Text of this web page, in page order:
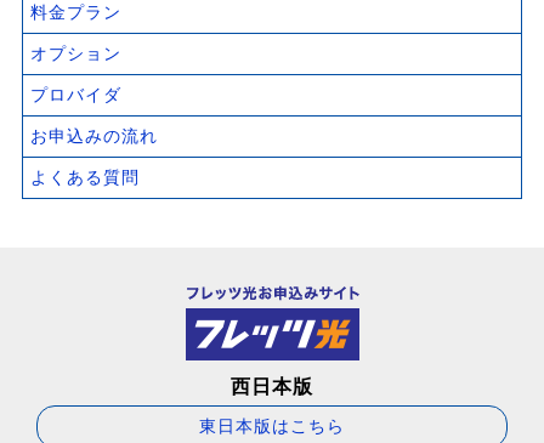
料金プラン
オプション
プロバイダ
お申込みの流れ
よくある質問
西日本版
東日本版はこちら